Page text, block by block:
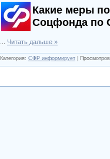
Какие меры
Соцфонда по
Читать дальше »
Категория: СФР информирует